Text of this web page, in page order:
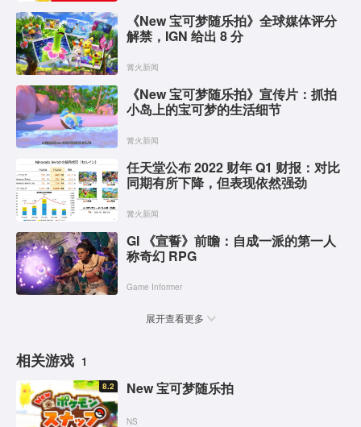
《New 宝可梦随乐拍》全球媒体评分
解禁，IGN 给出 8 分
篝火新闻
《New 宝可梦随乐拍》宣传片：抓拍
小岛上的宝可梦的生活细节
篝火新闻
任天堂公布 2022 财年 Q1 财报：对比
同期有所下降，但表现依然强劲
篝火新闻
GI 《宣誓》前瞻：自成一派的第一人
称奇幻 RPG
Game Informer
展开查看更多
相关游戏 1
8.2 New 宝可梦随乐拍
NS